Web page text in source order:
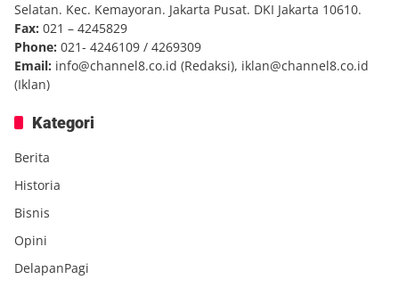
Selatan. Kec. Kemayoran. Jakarta Pusat. DKI Jakarta 10610.
Fax: 021 – 4245829
Phone: 021- 4246109 / 4269309
Email: info@channel8.co.id (Redaksi), iklan@channel8.co.id
(Iklan)
Kategori
Berita
Historia
Bisnis
Opini
DelapanPagi